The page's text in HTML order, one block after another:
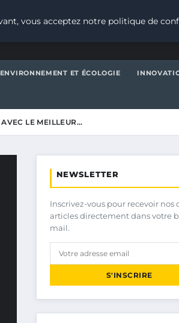
ENVIRONNEMENT ET ÉCOLOGIE
LE MEILLEUR…
NEWSLETTER
Inscrivez-vous pour recevoir nos
articles directement dans votre
mail.
S'INSCRIRE
vous acceptez notre politique de